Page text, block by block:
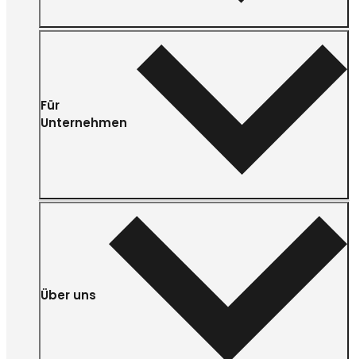
Für
Unternehmen
Über uns